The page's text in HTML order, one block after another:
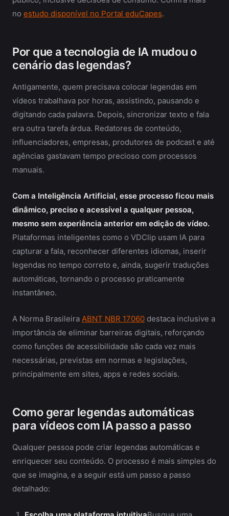
no estudo disponível no Portal eduCapes.
Por que a tecnologia de IA mudou o
cenário das legendas?
Antigamente, quem precisava colocar legendas em
vídeos trabalhava por horas, assistindo, pausando e
digitando cada palavra. Depois, sincronizar texto e fala
era outra tarefa árdua. Redatores de conteúdo,
influenciadores, empresas, produtores de podcast e até
agências gastavam tempo precioso com processos
manuais.
Com a Inteligência Artificial, esse processo ficou mais
dinâmico, preciso e acessível a qualquer pessoa,
mesmo sem experiência anterior em edição de vídeo.
Plataformas inteligentes como o VDClip usam IA para
capturar a fala, reconhecer diferentes idiomas, inserir
legendas no tempo correto e, ainda, sugerir traduções
automáticas, tornando o processo praticamente
instantâneo.
A Norma Brasileira ABNT NBR 17060 destaca inclusive a
importância de eliminar barreiras digitais, reforçando
como funções de acessibilidade são cada vez mais
necessárias, previstas em normas e legislações,
principalmente em sites, apps e redes sociais.
Como gerar legendas automáticas
para vídeos com IA passo a passo
Qualquer pessoa pode criar legendas automáticas e
enriquecer seu conteúdo. O processo é mais simples do
que se imagina, e a seguir está um passo a passo
detalhado: